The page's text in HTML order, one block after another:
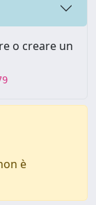
o creare un
è